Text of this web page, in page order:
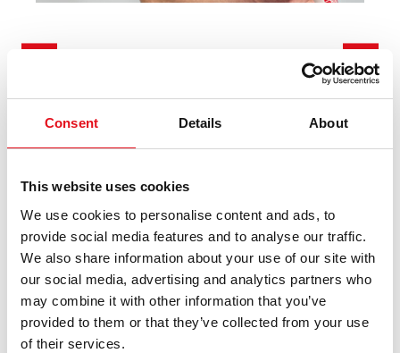
Consent Details About
This website uses cookies
We use cookies to personalise content and ads, to
provide social media features and to analyse our traffic.
We also share information about your use of our site with
our social media, advertising and analytics partners who
may combine it with other information that you’ve
provided to them or that they’ve collected from your use
of their services.
проблеми с качеството на продуктите и съм
напълно доволен от съдържанието на всяка кутия."